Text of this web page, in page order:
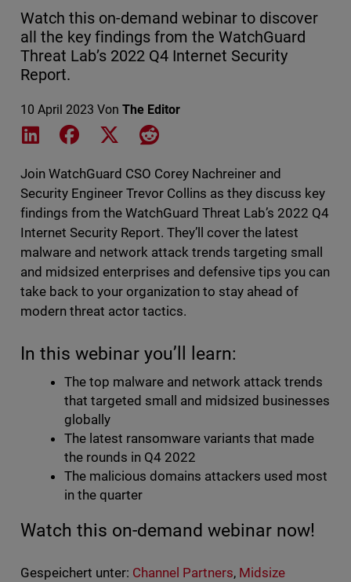
Watch this on-demand webinar to discover
all the key findings from the WatchGuard
Threat Lab’s 2022 Q4 Internet Security
Report.
10 April 2023 Von The Editor
Share on LinkedIn
Share on Facebook
Share on XShare on Reddit
Join WatchGuard CSO Corey Nachreiner and
Security Engineer Trevor Collins as they discuss key
findings from the WatchGuard Threat Lab’s 2022 Q4
Internet Security Report. They’ll cover the latest
malware and network attack trends targeting small
and midsized enterprises and defensive tips you can
take back to your organization to stay ahead of
modern threat actor tactics.
In this webinar you’ll learn:
The top malware and network attack trends
that targeted small and midsized businesses
globally
The latest ransomware variants that made
the rounds in Q4 2022
The malicious domains attackers used most
in the quarter
Watch this on-demand webinar now!
Gespeichert unter: Channel Partners, Midsize